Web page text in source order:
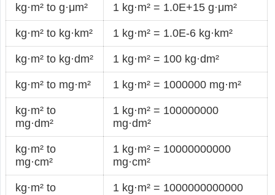
kg·m² to g·μm² 1 kg·m² = 1.0E+15 g·μm²
kg·m² to kg·km² 1 kg·m² = 1.0E-6 kg·km²
kg·m² to kg·dm² 1 kg·m² = 100 kg·dm²
kg·m² to mg·m² 1 kg·m² = 1000000 mg·m²
kg·m² to
mg·dm²
1 kg·m² = 100000000
mg·dm²
kg·m² to
mg·cm²
1 kg·m² = 10000000000
mg·cm²
kg·m² to
1 kg·m² = 1000000000000